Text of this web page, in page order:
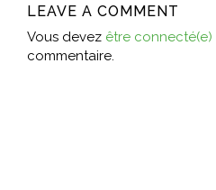
LEAVE A COMMENT
Vous devez être connecté(e)
commentaire.